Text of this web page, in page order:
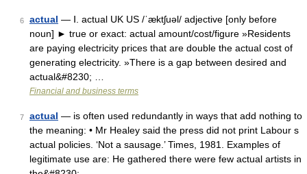
6 actual — Ⅰ. actual UK US /ˈæktʃuəl/ adjective [only before
noun] ► true or exact: actual amount/cost/figure »Residents
are paying electricity prices that are double the actual cost of
generating electricity. »There is a gap between desired and
actual&#8230; …
Financial and business terms
7 actual — is often used redundantly in ways that add nothing to
the meaning: • Mr Healey said the press did not print Labour s
actual policies. ‘Not a sausage.’ Times, 1981. Examples of
legitimate use are: He gathered there were few actual artists in